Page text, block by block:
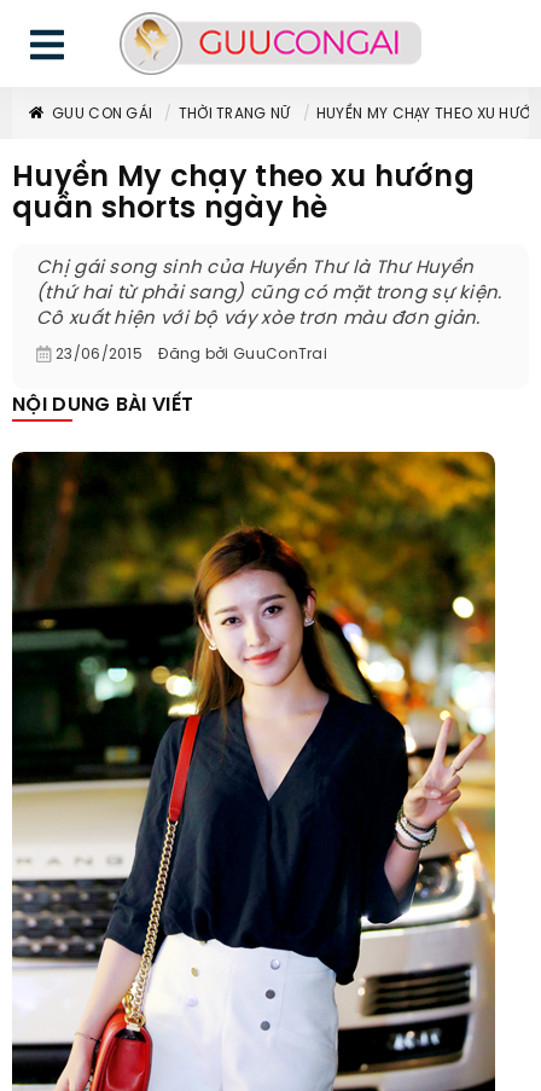
GUU CON GÁI THỜI TRANG NỮ HUYỀN MY CHẠY THEO XU
Huyền My chạy theo xu hướng
quần shorts ngày hè
Chị gái song sinh của Huyền Thư là Thư Huyền
(thứ hai từ phải sang) cũng có mặt trong sự kiện.
Cô xuất hiện với bộ váy xòe trơn màu đơn giản.
23/06/2015 Đăng bởi GuuConTrai
NỘI DUNG BÀI VIẾT